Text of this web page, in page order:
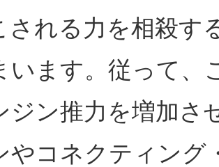
される力を相殺す
います。従って、
ジン推力を増加さ
やコネクティン